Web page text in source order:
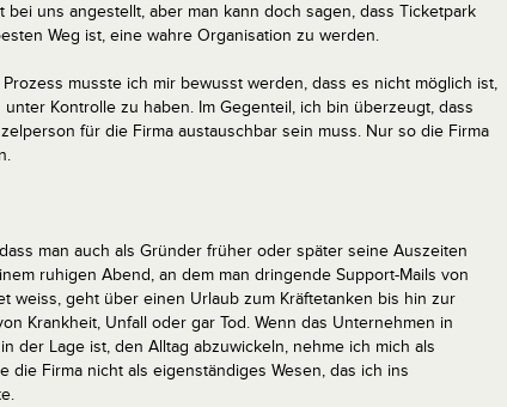
bei uns angestellt, aber man kann doch sagen, dass Ticketpark
Weg ist, eine wahre Organisation zu werden.
Prozess musste ich mir bewusst werden, dass es nicht möglich ist,
unter Kontrolle zu haben. Im Gegenteil, ich bin überzeugt, dass
für die Firma austauschbar sein muss. Nur so die Firma
man auch als Gründer früher oder später seine Auszeiten
ruhigen Abend, an dem man dringende Support-Mails von
weiss, geht über einen Urlaub zum Kräftetanken bis hin zur
Krankheit, Unfall oder gar Tod. Wenn das Unternehmen in
der Lage ist, den Alltag abzuwickeln, nehme ich mich als
die Firma nicht als eigenständiges Wesen, das ich ins